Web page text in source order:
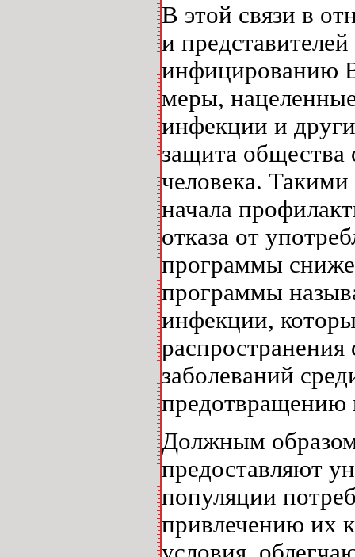
В этой связи в
и
инфицированию
меры,
инфекции и
защита общества
человека.
начала
отказа от
программы
программы
инфекции,
заболеваний
предотвращению
Должным
предоставляют
популяции
привлечению их